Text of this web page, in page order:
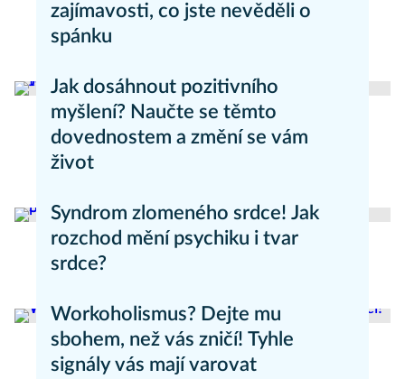
zajímavosti, co jste nevěděli o
spánku
Jak dosáhnout pozitivního
myšlení? Naučte se těmto
dovednostem a změní se vám
život
Syndrom zlomeného srdce! Jak
rozchod mění psychiku i tvar
srdce?
Workoholismus? Dejte mu
sbohem, než vás zničí! Tyhle
signály vás mají varovat